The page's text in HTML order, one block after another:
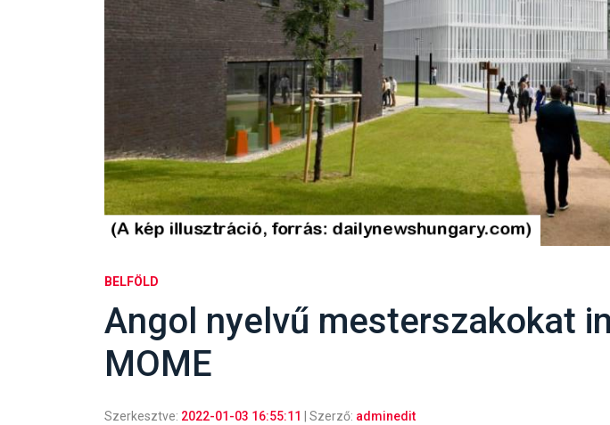
BELFÖLD
Angol nyelvű mesterszakokat
MOME
Szerkesztve: 2022-01-03 16:55:11 | Szerző: adminedit